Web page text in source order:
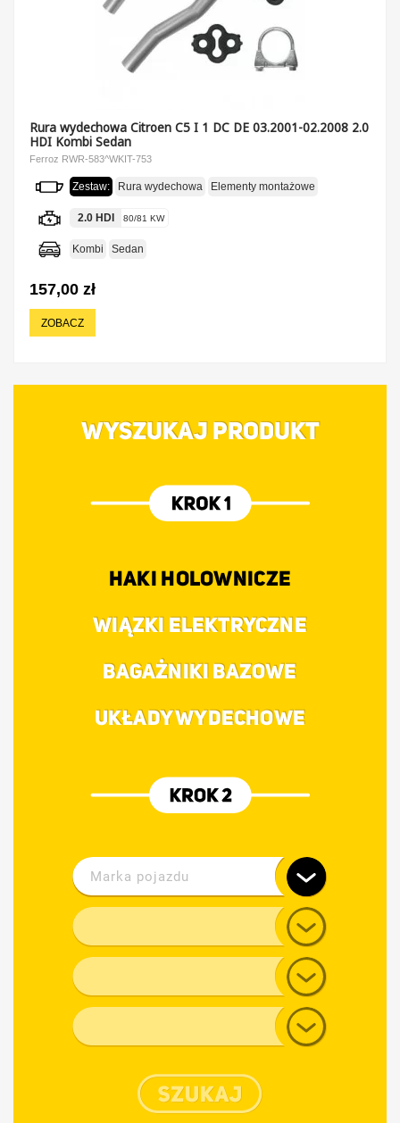
Rura wydechowa Citroen C5 I 1 DC DE 03.2001-02.2008 2.0
HDI Kombi Sedan
Ferroz RWR-583^WKIT-753
Zestaw: Rura wydechowa Elementy montażowe
2.0 HDI 80/81 KW
Kombi Sedan
157,00 zł
ZOBACZ
WYSZUKAJ PRODUKT
HAKI HOLOWNICZE
WIĄZKI ELEKTRYCZNE
BAGAŻNIKI BAZOWE
UKŁADY WYDECHOWE
Marka pojazdu
Audi
Chevrolet